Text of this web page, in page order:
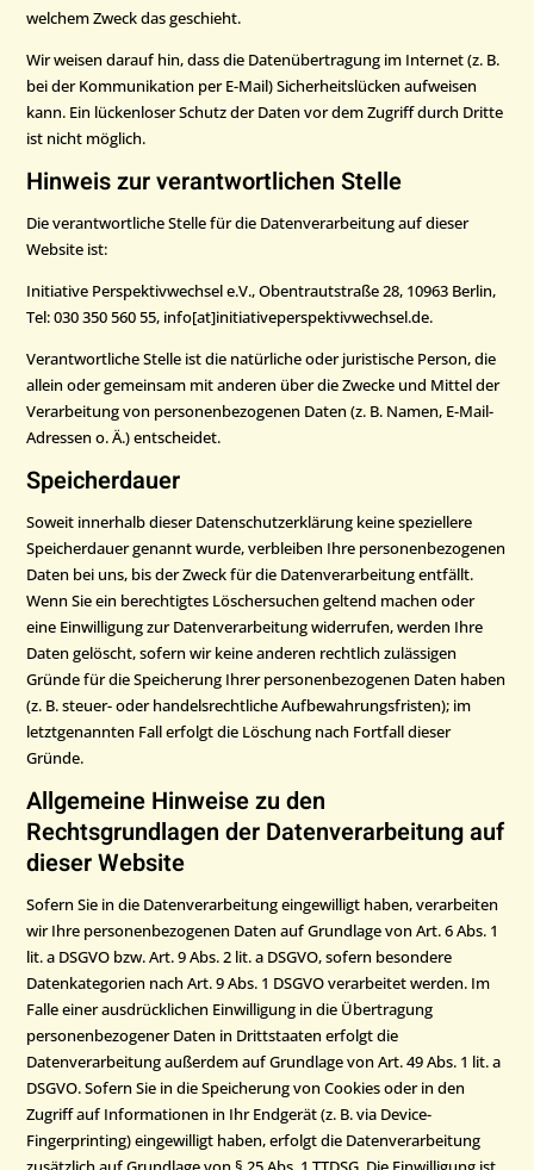
welchem Zweck das geschieht.
Wir weisen darauf hin, dass die Datenübertragung im Internet (z. B.
bei der Kommunikation per E-Mail) Sicherheitslücken aufweisen
kann. Ein lückenloser Schutz der Daten vor dem Zugriff durch Dritte
ist nicht möglich.
Hinweis zur verantwortlichen Stelle
Die verantwortliche Stelle für die Datenverarbeitung auf dieser
Website ist:
Initiative Perspektivwechsel e.V., Obentrautstraße 28, 10963 Berlin,
Tel: 030 350 560 55, info[at]initiativeperspektivwechsel.de.
Verantwortliche Stelle ist die natürliche oder juristische Person, die
allein oder gemeinsam mit anderen über die Zwecke und Mittel der
Verarbeitung von personenbezogenen Daten (z. B. Namen, E-Mail-
Adressen o. Ä.) entscheidet.
Speicherdauer
Soweit innerhalb dieser Datenschutzerklärung keine speziellere
Speicherdauer genannt wurde, verbleiben Ihre personenbezogenen
Daten bei uns, bis der Zweck für die Datenverarbeitung entfällt.
Wenn Sie ein berechtigtes Löschersuchen geltend machen oder
eine Einwilligung zur Datenverarbeitung widerrufen, werden Ihre
Daten gelöscht, sofern wir keine anderen rechtlich zulässigen
Gründe für die Speicherung Ihrer personenbezogenen Daten haben
(z. B. steuer- oder handelsrechtliche Aufbewahrungsfristen); im
letztgenannten Fall erfolgt die Löschung nach Fortfall dieser
Gründe.
Allgemeine Hinweise zu den
Rechtsgrundlagen der Datenverarbeitung auf
dieser Website
Sofern Sie in die Datenverarbeitung eingewilligt haben, verarbeiten
wir Ihre personenbezogenen Daten auf Grundlage von Art. 6 Abs. 1
lit. a DSGVO bzw. Art. 9 Abs. 2 lit. a DSGVO, sofern besondere
Datenkategorien nach Art. 9 Abs. 1 DSGVO verarbeitet werden. Im
Falle einer ausdrücklichen Einwilligung in die Übertragung
personenbezogener Daten in Drittstaaten erfolgt die
Datenverarbeitung außerdem auf Grundlage von Art. 49 Abs. 1 lit. a
DSGVO. Sofern Sie in die Speicherung von Cookies oder in den
Zugriff auf Informationen in Ihr Endgerät (z. B. via Device-
Fingerprinting) eingewilligt haben, erfolgt die Datenverarbeitung